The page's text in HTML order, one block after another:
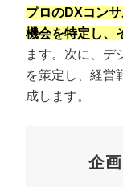
プロのDXコン
機会を特定し、
ます。次に、デ
を策定し、経営
成します。
企